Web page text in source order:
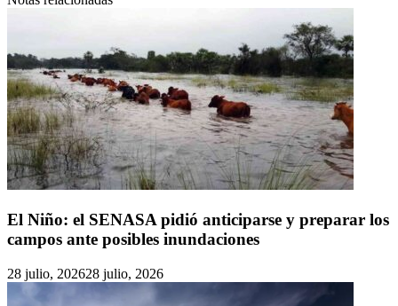
El Niño: el SENASA pidió anticiparse y preparar los
campos ante posibles inundaciones
28 julio, 202628 julio, 2026